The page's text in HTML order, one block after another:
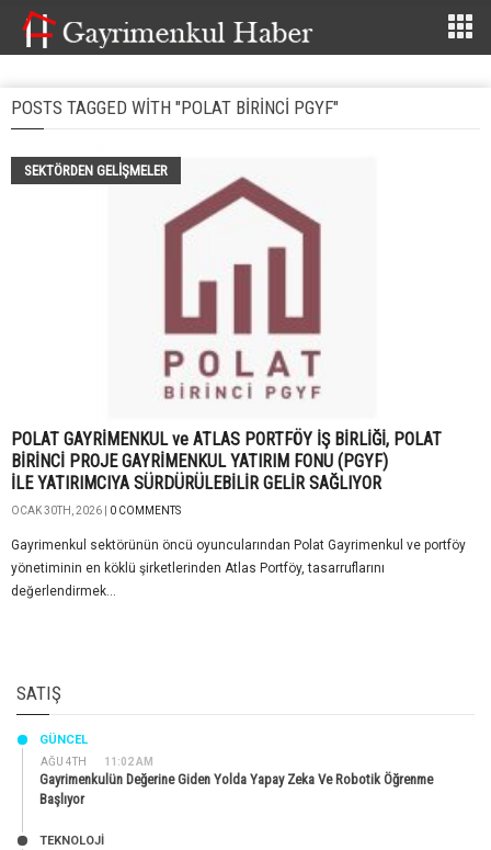
POSTS TAGGED WITH "POLAT BIRINCI PGYF"
SEKTÖRDEN GELIŞMELER
POLAT GAYRİMENKUL ve ATLAS PORTFÖY İŞ BİRLİĞİ, POLAT
BİRİNCİ PROJE GAYRİMENKUL YATIRIM FONU (PGYF)
İLE YATIRIMCIYA SÜRDÜRÜLEBİLİR GELİR SAĞLIYOR
OCAK 30TH, 2026 | 0 COMMENTS
Gayrimenkul sektörünün öncü oyuncularından Polat Gayrimenkul ve portföy
yönetiminin en köklü şirketlerinden Atlas Portföy, tasarruflarını
değerlendirmek...
SATIŞ
AĞU 4TH 11:02 AM
GÜNCEL
Gayrimenkulün Değerine Giden Yolda Yapay Zeka Ve Robotik Öğrenme
Başlıyor
TEKNOLOJİ